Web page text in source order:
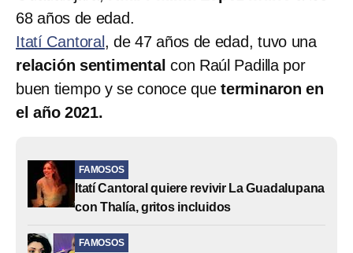
68 años de edad.
Itatí Cantoral , de 47 años de edad, tuvo una
relación sentimental con Raúl Padilla por
buen tiempo y se conoce queterminaron en
el año 2021.
FAMOSOS
Itatí Cantoral quiere revivir La Guadalupana
con Thalía, gritos incluidos
FAMOSOS